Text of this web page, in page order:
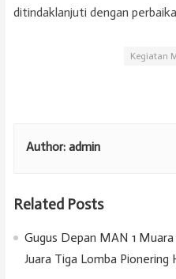
ditindaklanjuti dengan
Kegiatan
Author: admin
Related Posts
Gugus Depan MAN 1
Juara Tiga Lomba Pionering